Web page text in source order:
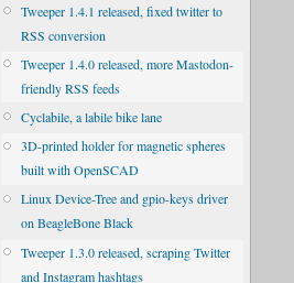
Tweeper 1.4.1 released, fixed twitter to
RSS conversion
Tweeper 1.4.0 released, more Mastodon-
friendly RSS feeds
Cyclabile, a labile bike lane
3D-printed holder for magnetic spheres
built with OpenSCAD
Linux Device-Tree and gpio-keys driver
on BeagleBone Black
Tweeper 1.3.0 released, scraping Twitter
and Instagram hashtags